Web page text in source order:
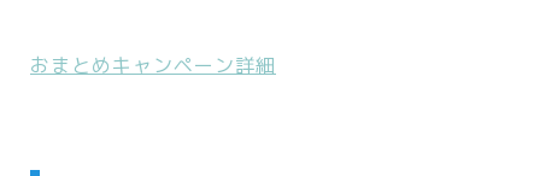
おまとめキャンペーン詳細